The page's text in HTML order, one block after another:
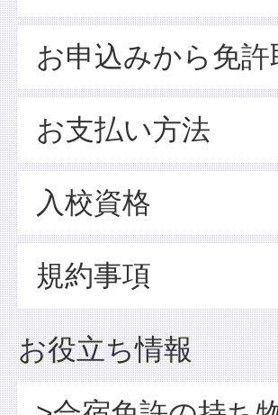
お申込みから免
お支払い方法
入校資格
規約事項
お役立ち情報